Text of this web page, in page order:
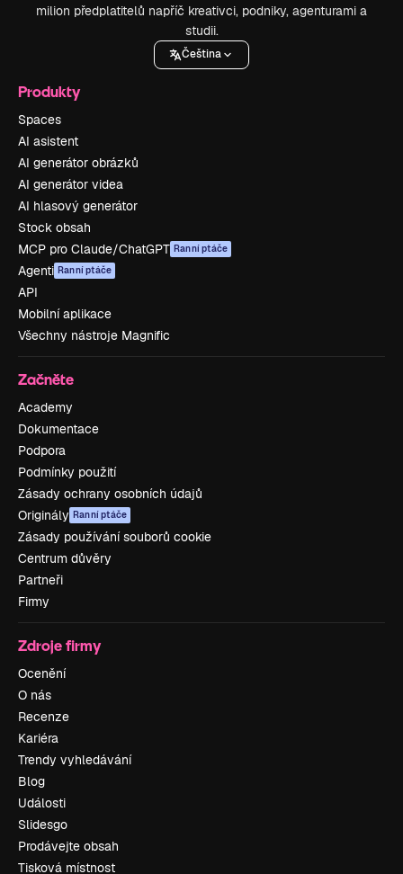
milion předplatitelů napříč kreativci, podniky, agenturami a
studii.
Čeština
Produkty
Spaces
AI asistent
AI generátor obrázků
AI generátor videa
AI hlasový generátor
Stock obsah
MCP pro Claude/ChatGPT Ranní ptáče
Agenti Ranní ptáče
API
Mobilní aplikace
Všechny nástroje Magnific
Začněte
Academy
Dokumentace
Podpora
Podmínky použití
Zásady ochrany osobních údajů
Originály Ranní ptáče
Zásady používání souborů cookie
Centrum důvěry
Partneři
Firmy
Zdroje firmy
Ocenění
O nás
Recenze
Kariéra
Trendy vyhledávání
Blog
Události
Slidesgo
Prodávejte obsah
Tisková místnost